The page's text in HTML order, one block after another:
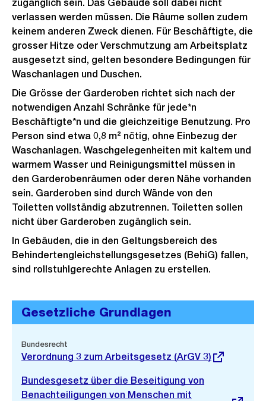
zugänglich sein. Das Gebäude soll dabei nicht
verlassen werden müssen. Die Räume sollen zudem
keinem anderen Zweck dienen. Für Beschäftigte, die
grosser Hitze oder Verschmutzung am Arbeitsplatz
ausgesetzt sind, gelten besondere Bedingungen für
Waschanlagen und Duschen.
Die Grösse der Garderoben richtet sich nach der
notwendigen Anzahl Schränke für jede*n
Beschäftigte*n und die gleichzeitige Benutzung. Pro
Person sind etwa 0,8 m² nötig, ohne Einbezug der
Waschanlagen. Waschgelegenheiten mit kaltem und
warmem Wasser und Reinigungsmittel müssen in
den Garderobenräumen oder deren Nähe vorhanden
sein. Garderoben sind durch Wände von den
Toiletten vollständig abzutrennen. Toiletten sollen
nicht über Garderoben zugänglich sein.
In Gebäuden, die in den Geltungsbereich des
Behindertengleichstellungsgesetzes (BehiG) fallen,
sind rollstuhlgerechte Anlagen zu erstellen.
Gesetzliche Grundlagen
Bundesrecht
Externer
Link:
Verordnung 3 zum Arbeitsgesetz (ArGV 3)
Externer
Link:
Bundesgesetz über die Beseitigung von
Benachteiligungen von Menschen mit